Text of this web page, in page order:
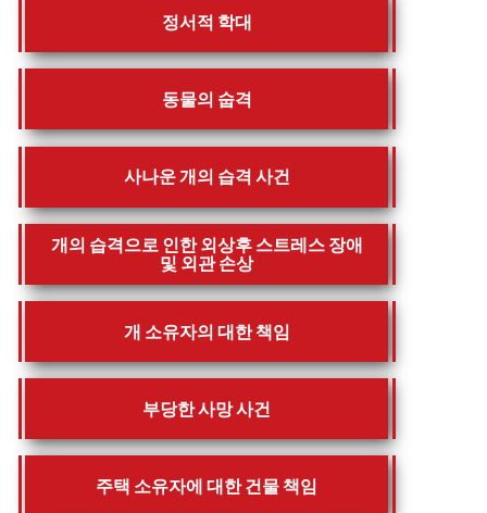
정서적 학대
동물의 숩격
사나운 개의 습격 사건
개의 습격으로 인한 외상후 스트레스 장애
및 외관 손상
개 소유자의 대한 책임
부당한 사망 사건
주택 소유자에 대한 건물 책임